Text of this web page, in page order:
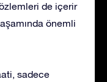
de içerir
önemli
sadece